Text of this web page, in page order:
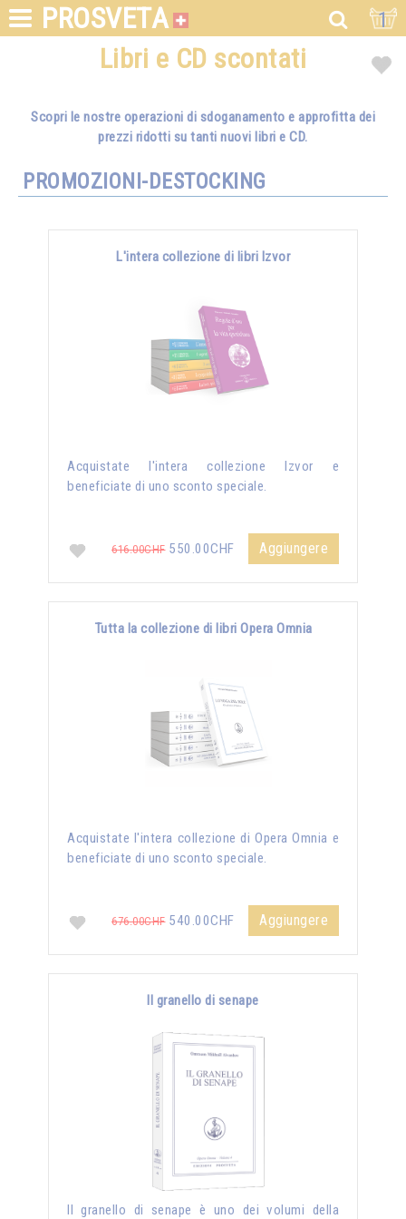
PROSVETA 1
Libri e CD scontati
Scopri le nostre operazioni di sdoganamento e approfitta dei
prezzi ridotti su tanti nuovi libri e CD.
PROMOZIONI-DESTOCKING
L'intera collezione di libri Izvor
Acquistate l'intera collezione Izvor e
beneficiate di uno sconto speciale.
616.00CHF550.00CHF Aggiungere
Tutta la collezione di libri Opera Omnia
Acquistate l'intera collezione di Opera Omnia e
beneficiate di uno sconto speciale.
676.00CHF540.00CHF Aggiungere
Il granello di senape
Il granello di senape è uno dei volumi della